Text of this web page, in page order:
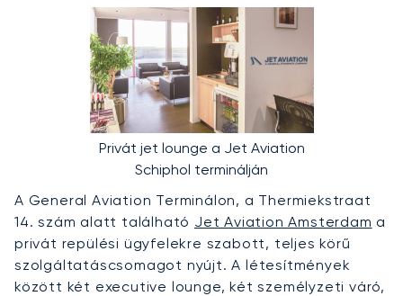
Privát jet lounge a Jet Aviation
Schiphol terminálján
A General Aviation Terminálon, a Thermiekstraat
14. szám alatt található Jet Aviation Amsterdam a
privát repülési ügyfelekre szabott, teljes körű
szolgáltatáscsomagot nyújt. A létesítmények
között két executive lounge, két személyzeti váró,